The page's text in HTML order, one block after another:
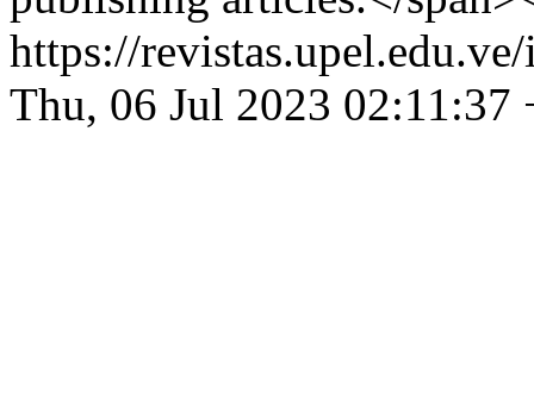
https://
Thu, 06 Jul 2023 02:11:37